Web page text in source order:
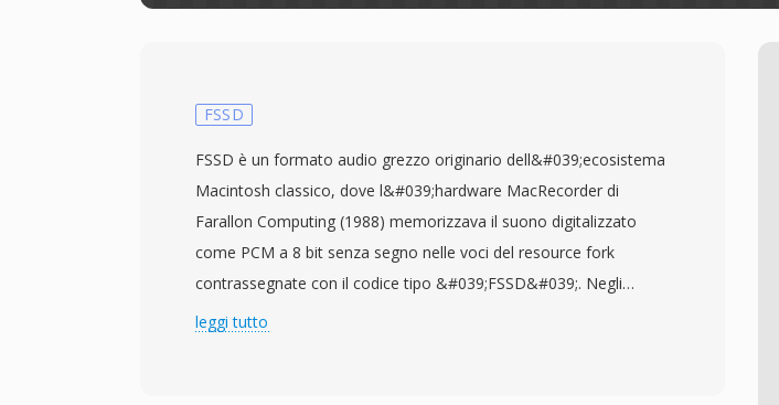
FSSD
FSSD è un formato audio grezzo originario dell&#039;ecosistema
Macintosh classico, dove l&#039;hardware MacRecorder di
Farallon Computing (1988) memorizzava il suono digitalizzato
come PCM a 8 bit senza segno nelle voci del resource fork
contrassegnate con il codice tipo &#039;FSSD&#039;. Negli
strumenti moderni di elaborazione audio come SoX, FSSD è
leggi tutto